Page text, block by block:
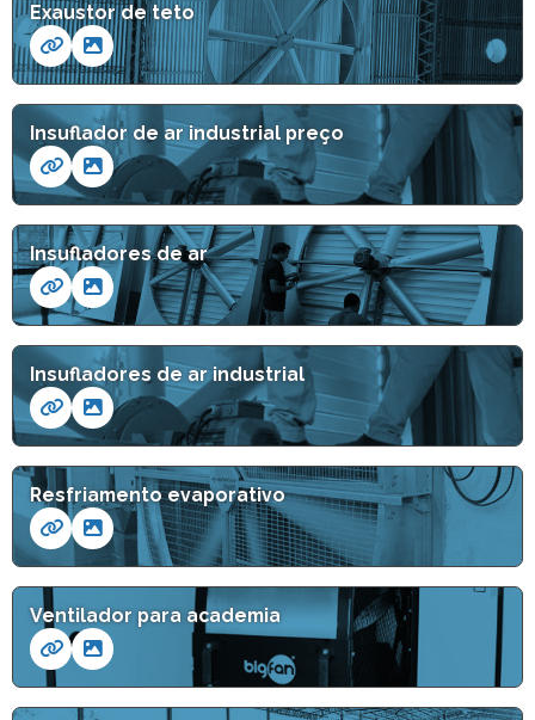
Exaustor de teto
Insuflador de ar industrial preço
Insufladores de ar
Insufladores de ar industrial
Resfriamento evaporativo
Ventilador para academia